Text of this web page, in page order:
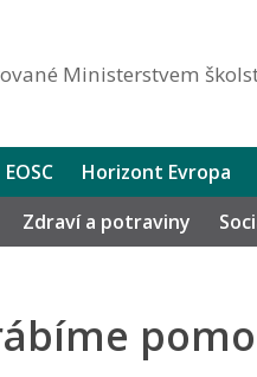
Ministerstvem
EOSC Horizont Evropa
Zdraví a potraviny